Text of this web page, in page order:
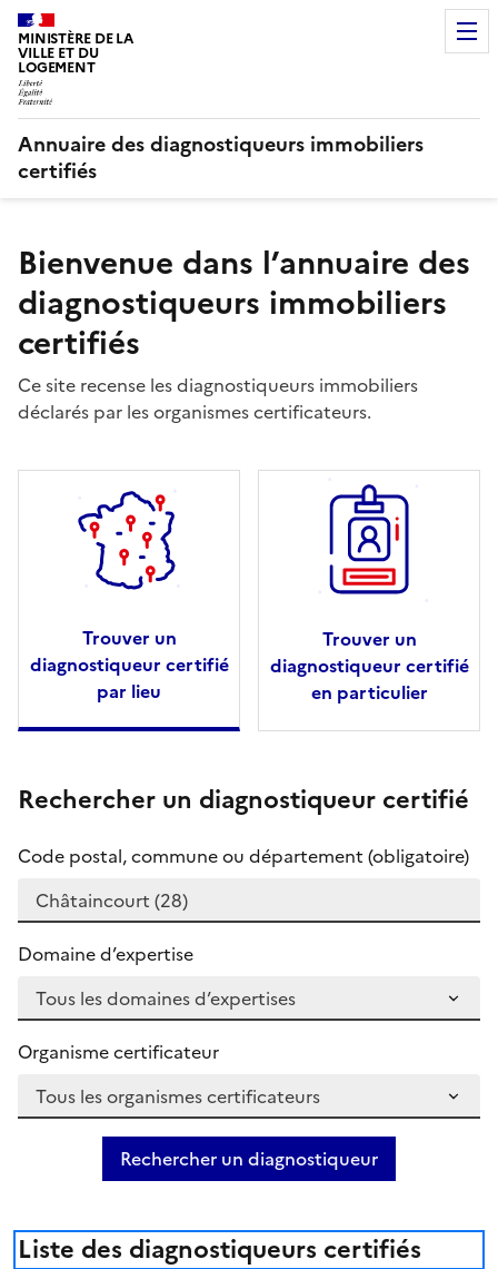
MINISTÈRE DE LA
VILLE ET DU
LOGEMENT
Annuaire des diagnostiqueurs immobiliers
certifiés
Bienvenue dans l’annuaire des
diagnostiqueurs immobiliers
certifiés
Ce site recense les diagnostiqueurs immobiliers
déclarés par les organismes certificateurs.
Trouver un
diagnostiqueur certifié
par lieu
Trouver un
diagnostiqueur certifié
en particulier
Rechercher un diagnostiqueur certifié
Code postal, commune ou département (obligatoire)
Domaine d’expertise
Organisme certificateur
Rechercher un diagnostiqueur
Liste des diagnostiqueurs certifiés